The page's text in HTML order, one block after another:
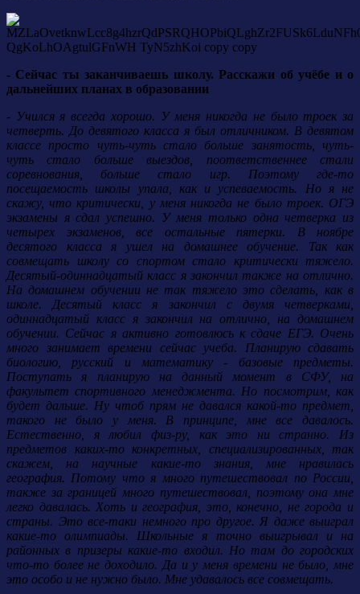
- Сейчас ты заканчиваешь школу. Расскажи об учёбе и о
дальнейших планах в образовании
- Учился я всегда хорошо. У меня никогда не было троек за
четверть. До девятого класса я был отличником. В девятом
классе просто чуть-чуть стало больше занятость, чуть-
чуть стало больше выездов, поответственнее стали
соревнования, больше стало игр. Поэтому где-то
посещаемость школы упала, как и успеваемость. Но я не
скажу, что критически, у меня никогда не было троек. ОГЭ
экзамены я сдал успешно. У меня только одна четверка из
четырех экзаменов, все остальные пятерки. В ноябре
десятого класса я ушел на домашнее обучение. Так как
совмещать школу со спортом стало критически тяжело.
Десятый-одиннадцатый класс я закончил также на отлично.
На домашнем обучении не так тяжело это сделать, как в
школе. Десятый класс я закончил с двумя четверками,
одиннадцатый класс я закончил на отлично, на домашнем
обучении. Сейчас я активно готовлюсь к сдаче ЕГЭ. Очень
много занимает времени сейчас учеба. Планирую сдавать
биологию, русский и математику - базовые предметы.
Поступать я планирую на данный момент в СФУ, на
факультет спортивного менеджмента. Но посмотрим, как
будет дальше. Ну чтоб прям не давался какой-то предмет,
такого не было у меня. В принципе, мне все давалось.
Естественно, я любил физ-ру, как это ни странно. Из
предметов каких-то конкретных, специализированных, так
скажем, на научные какие-то знания, мне нравилась
география. Потому что я много путешествовал по России,
также за границей много путешествовал, поэтому она мне
легко давалась. Хоть и география, это, конечно, не города и
страны. Это все-таки немного про другое. Я даже выиграл
какие-то олимпиады. Школьные я точно выигрывал и на
районных в призеры какие-то входил. Но там до городских
что-то более не доходило. Да и у меня времени не было, мне
это особо и не нужно было. Мне удавалось все совмещать.